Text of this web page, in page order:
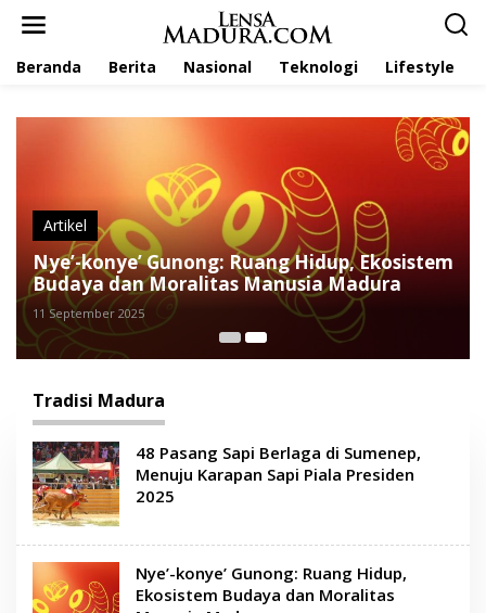
Beranda Berita Nasional Teknologi Lifestyle
Artikel
Nye’-konye’ Gunong: Ruang Hidup, Ekosistem
Budaya dan Moralitas Manusia Madura
11 September 2025
Tradisi Madura
48 Pasang Sapi Berlaga di Sumenep,
Menuju Karapan Sapi Piala Presiden
2025
Nye’-konye’ Gunong: Ruang Hidup,
Ekosistem Budaya dan Moralitas